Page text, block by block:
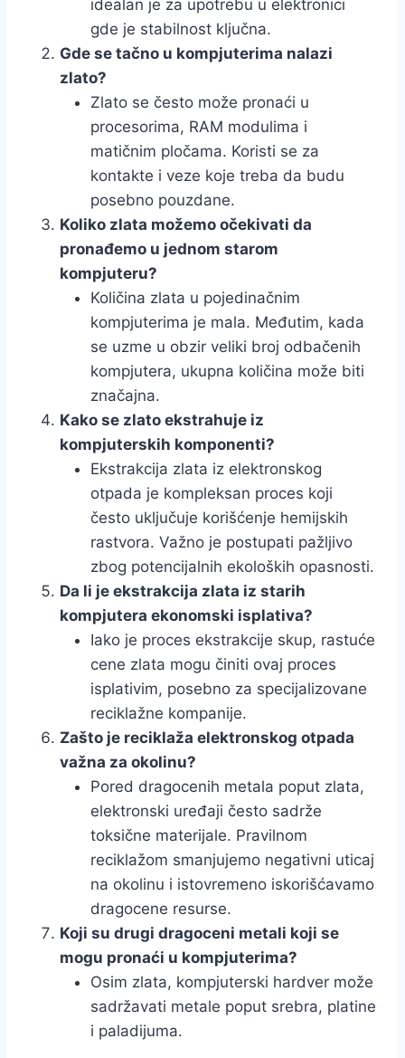
idealan je za upotrebu u elektronici
gde je stabilnost ključna.
Gde se tačno u kompjuterima nalazi
zlato?
Zlato se često može pronaći u
procesorima, RAM modulima i
matičnim pločama. Koristi se za
kontakte i veze koje treba da budu
posebno pouzdane.
Koliko zlata možemo očekivati da
pronađemo u jednom starom
kompjuteru?
Količina zlata u pojedinačnim
kompjuterima je mala. Međutim, kada
se uzme u obzir veliki broj odbačenih
kompjutera, ukupna količina može biti
značajna.
Kako se zlato ekstrahuje iz
kompjuterskih komponenti?
Ekstrakcija zlata iz elektronskog
otpada je kompleksan proces koji
često uključuje korišćenje hemijskih
rastvora. Važno je postupati pažljivo
zbog potencijalnih ekoloških opasnosti.
Da li je ekstrakcija zlata iz starih
kompjutera ekonomski isplativa?
Iako je proces ekstrakcije skup, rastuće
cene zlata mogu činiti ovaj proces
isplativim, posebno za specijalizovane
reciklažne kompanije.
Zašto je reciklaža elektronskog otpada
važna za okolinu?
Pored dragocenih metala poput zlata,
elektronski uređaji često sadrže
toksične materijale. Pravilnom
reciklažom smanjujemo negativni uticaj
na okolinu i istovremeno iskorišćavamo
dragocene resurse.
Koji su drugi dragoceni metali koji se
mogu pronaći u kompjuterima?
Osim zlata, kompjuterski hardver može
sadržavati metale poput srebra, platine
i paladijuma.